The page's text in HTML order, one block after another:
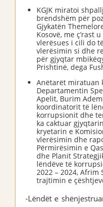
KGJK miratoi
brendshëm për
Gjykatën
Kosovë, me ç’rast
vlerësues i cili do
vlerësimin si dhe
për gjyqtar
Prishtinë, dega
Anëtarët miratuan
Departamentin
Apelit, Burim
koordinatorit të
korrupsionit dhe
ka caktuar
kryetarin e
vlerësimin dhe
Përmirësimin e
dhe Planit
lëndëve të
2022 – 2024,
trajtimin e
-Lëndët e